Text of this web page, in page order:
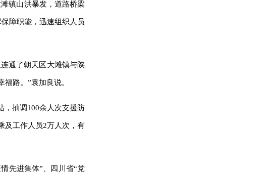
镇山洪暴发，道路桥梁
障职能，迅速组织人员
通了朝天区大滩镇与陕
路。”袁加良说。
，抽调100余人次支援防
及工作人员2万人次，有
先进集体”、四川省“党